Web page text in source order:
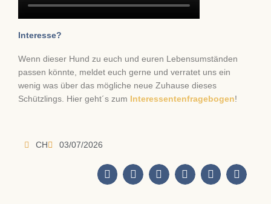
Interesse?
Wenn dieser Hund zu euch und euren Lebensumständen
passen könnte, meldet euch gerne und verratet uns ein
wenig was über das mögliche neue Zuhause dieses
Schützlings. Hier geht´s zum
Interessentenfragebogen!
CH 03/07/2026